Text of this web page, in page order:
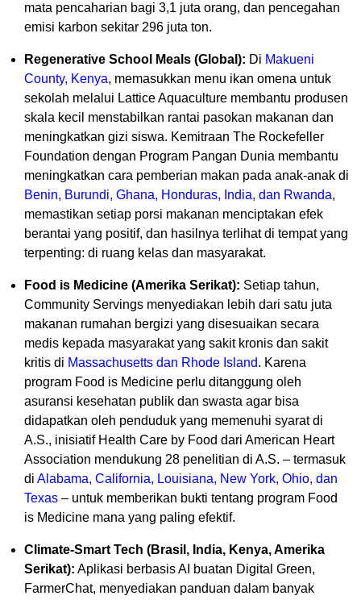
mata pencaharian bagi 3,1 juta orang, dan pencegahan
emisi karbon sekitar 296 juta ton.
Regenerative School Meals (Global): Di Makueni
County, Kenya, memasukkan menu ikan omena untuk
sekolah melalui Lattice Aquaculture membantu produsen
skala kecil menstabilkan rantai pasokan makanan dan
meningkatkan gizi siswa. Kemitraan The Rockefeller
Foundation dengan Program Pangan Dunia membantu
meningkatkan cara pemberian makan pada anak-anak di
Benin, Burundi, Ghana, Honduras, India, dan Rwanda,
memastikan setiap porsi makanan menciptakan efek
berantai yang positif, dan hasilnya terlihat di tempat yang
terpenting: di ruang kelas dan masyarakat.
Food is Medicine (Amerika Serikat): Setiap tahun,
Community Servings menyediakan lebih dari satu juta
makanan rumahan bergizi yang disesuaikan secara
medis kepada masyarakat yang sakit kronis dan sakit
kritis di Massachusetts dan Rhode Island. Karena
program Food is Medicine perlu ditanggung oleh
asuransi kesehatan publik dan swasta agar bisa
didapatkan oleh penduduk yang memenuhi syarat di
A.S., inisiatif Health Care by Food dari American Heart
Association mendukung 28 penelitian di A.S. – termasuk
di Alabama, California, Louisiana, New York, Ohio, dan
Texas – untuk memberikan bukti tentang program Food
is Medicine mana yang paling efektif.
Climate-Smart Tech (Brasil, India, Kenya, Amerika
Serikat): Aplikasi berbasis AI buatan Digital Green,
FarmerChat, menyediakan panduan dalam banyak